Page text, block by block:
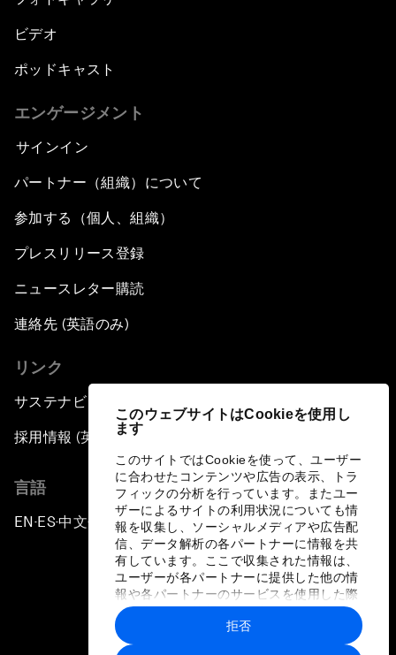
このウェブサイトはCookieを使用し
ます
このサイトではCookieを使って、ユーザー
に合わせたコンテンツや広告の表示、トラ
フィックの分析を行っています。またユー
ザーによるサイトの利用状況についても情
報を収集し、ソーシャルメディアや広告配
信、データ解析の各パートナーに情報を共
有しています。ここで収集された情報は、
ユーザーが各パートナーに提供した他の情
報や各パートナーのサービスを使用した際
に収集された情報と組み合わされ、各パー
トナーによって使用されることがありま
す。
拒否
ビデオ
ポッドキャスト
エンゲージメント
サインイン
パートナー（組織）について
参加する（個人、組織）
プレスリリース登録
ニュースレター購読
連絡先 (英語のみ)
リンク
サステナビリティへの取り組み
採用情報 (英語のみ)
言語
EN ▪ ES▪中文▪ 日本語
プライバシーポリシーと利用規約